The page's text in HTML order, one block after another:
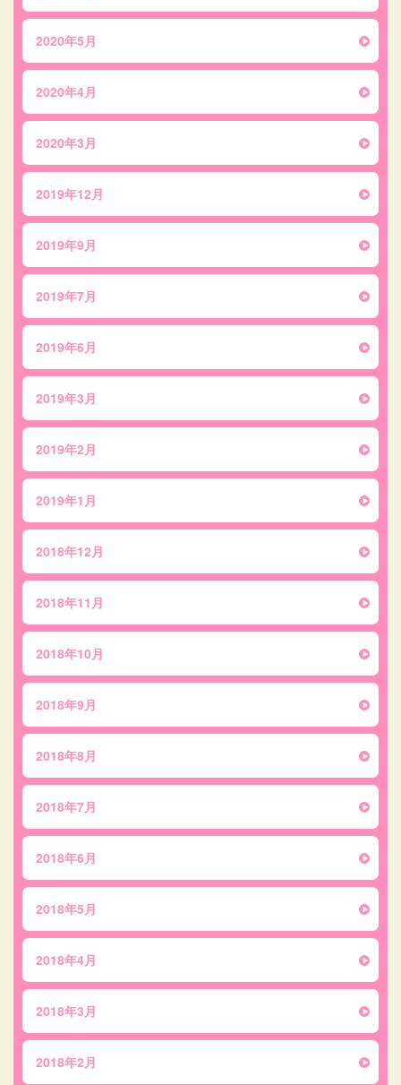
2020年5月
2020年4月
2020年3月
2019年12月
2019年9月
2019年7月
2019年6月
2019年3月
2019年2月
2019年1月
2018年12月
2018年11月
2018年10月
2018年9月
2018年8月
2018年7月
2018年6月
2018年5月
2018年4月
2018年3月
2018年2月